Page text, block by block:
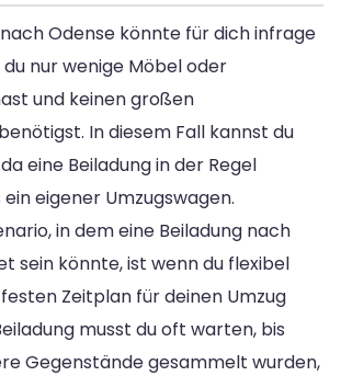
nach Odense könnte für dich infrage
nur wenige Möbel oder
und keinen großen
In diesem Fall kannst du
eine Beiladung in der Regel
eigener Umzugswagen.
in dem eine Beiladung nach
sein könnte, ist wenn du flexibel
Zeitplan für deinen Umzug
musst du oft warten, bis
Gegenstände gesammelt wurden,